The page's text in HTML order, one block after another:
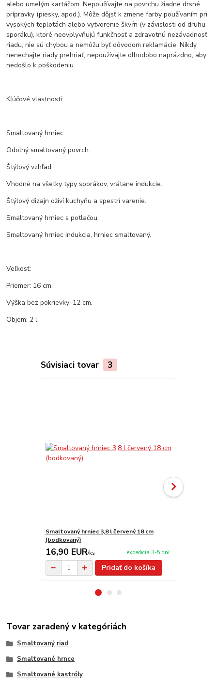
alebo umelým kartáčom. Nepoužívajte na povrchu žiadne drsné
prípravky (piesky, apod.). Môže dôjsť k zmene farby používaním pri
vysokých teplotách alebo vytvorenie škvŕn (v závislosti od druhu
sporáku), ktoré neovplyvňujú funkčnosť a zdravotnú nezávadnosť
riadu, nie sú chybou a nemôžu byť dôvodom reklamácie. Nikdy
nenechajte riady prehriať, nepoužívajte dlhodobo naprázdno, aby
nedošlo k poškodeniu.
Kľúčové vlastnosti:
Smaltovaný hrniec
Odolný smaltovaný povrch.
Štýlový vzhľad.
Vhodné na všetky typy sporákov, vrátane indukcie.
Štýlový dizajn oživí kuchyňu a spestrí varenie.
Smaltovaný hrniec s potlačou.
Smaltovaný hrniec indukcia, hrniec smaltovaný.
Veľkosť:
Priemer: 16 cm.
Výška bez pokrievky: 12 cm.
Objem: 2 l.
Súvisiaci tovar 3
Smaltovaný hrniec 3,8 l červený 18 cm
(bodkovaný)
16,90 EUR/ks expedícia 3-5 dní
Pridať do košíka
Tovar zaradený v kategóriách
Smaltovaný riad
Smaltované hrnce
Smaltované kastróly